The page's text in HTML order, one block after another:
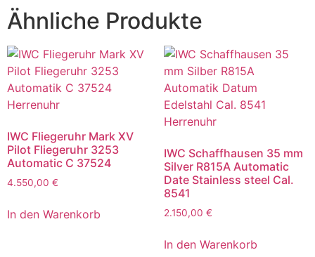
diamonds
1.5
rubies
function
ladies'
ring
Menge
Ähnliche Produkte
IWC Fliegeruhr Mark XV
Pilot Fliegeruhr 3253
Automatic C 37524
4.550,00 €
In den Warenkorb
IWC Schaffhausen 35 mm
Silver R815A Automatic
Date Stainless steel Cal.
8541
2.150,00 €
In den Warenkorb